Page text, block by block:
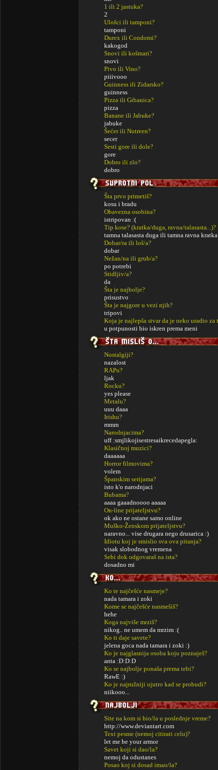
1 ili 2 jastuka?
2
Ulošci ili tamponi?
tamponi
Durex ili Condomi?
kakogod
Snovi ili košmari?
snovi
Pivo ili Vino?
piiivooo
Guinness ili Zidarsko?
guinness
Pizza ili Gibanica?
pizza
Banane ili Jabuke?
jabuke
Šećer ili Nutreen?
secer
Sesti gore ili dole?
gore
Dobro ili zlo?
dobro
Šta prvo primetiš?
kosu i bradu
Obavezna osobina?
istripovan :(
Tip kose? (kratka/duga, ravna/talasasta...)?
tamna talasasta duga ili tamna ravna kratka
Dobar/ra ili loš/a?
dobar
Nežan/na ili grub/a?
po potrebi
Stidljiv/a?
da
Šta je najbolje?
prisustvo
Šta je najgore u vezi njih?
tripovi
Koja je najlepša stvar da je neko uradio za
u potpunosti bio iskren prema meni
Nostalgiji?
nazalost
RAPu?
ljak
Rocku?
yes please
Metalu?
uuu daaa
Irishu?
mmm
Narodnjacima?
uff :smjlikojisestresaikrecedapegla:
Klasičnoj muzici?
daaaaaa
Horror filmovima?
volem
Španskim serijama?
isto k'o narodnjaci
Bubama?
aaaa gaaadnoooo aaaaa
On-line prijateljstvu?
ok ako ne ostane samo online
Muško-Ženskom prijateljstvu?
naravno... vise drugara nego drusarica :)
Idiotu koj je smislio sva ova pitanja?
visak slobodnog vremena
Sebi dok odgovaraš na ista?
dosadno mi
Ko te najčešće nasmeje?
nada tamara i zoki
Kome se najčešće nasmešiš?
hehe
Koga najviše mrziš?
nikog.. ne umem da mrzim :(
Ko ti daje savete?
jelena goca nada tamara i zoki :)
Ko je najglasnija osoba koju poznaješ?
anta :D:D:D
Ko se najbolje ponaša prema tebi?
RawE :)
Ko je najružniji ujutro kad se probudi?
niikooo...
Site na kom si bio/la u poslednje vreme?
http://www.deviantart.com
Text pesme (nemoj citirati celu)?
let me be your armor
Savet koji si dao/la?
nemoj da odustanes
Posao koj si dosad imao/la?